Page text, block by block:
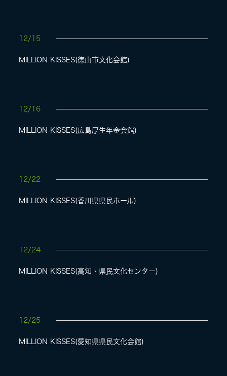
12/15
MILLION KISSES(徳山市文化会館)
12/16
MILLION KISSES(広島厚生年金会館)
12/22
MILLION KISSES(香川県県民ホール)
12/24
MILLION KISSES(高知・県民文化センター)
12/25
MILLION KISSES(愛知県県民文化会館)